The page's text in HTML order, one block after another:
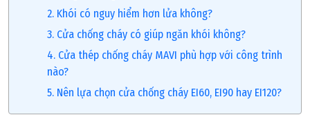
2. Khói có nguy hiểm hơn lửa không?
3. Cửa chống cháy có giúp ngăn khói không?
4. Cửa thép chống cháy MAVI phù hợp với công trình
nào?
5. Nên lựa chọn cửa chống cháy EI60, EI90 hay EI120?